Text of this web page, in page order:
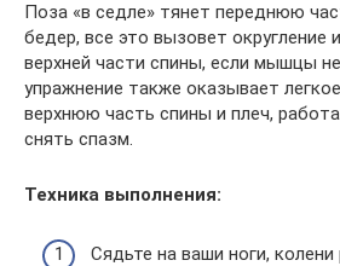
Поза «в седле» тянет переднюю
бедер, все это вызовет округление
верхней части спины, если мышцы
упражнение также оказывает
верхнюю часть спины и плеч,
снять спазм.
Техника выполнения:
Сядьте на ваши ноги,